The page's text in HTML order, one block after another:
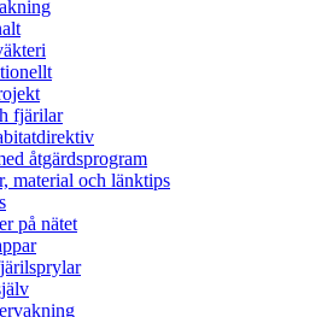
fjärilar
åtgärdsprogram
material och länktips
på nätet